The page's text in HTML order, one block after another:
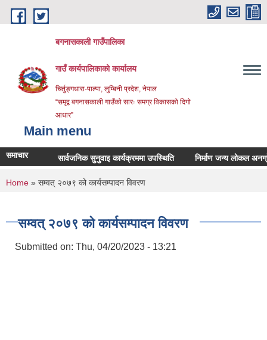
Skip to main content
बगनासकाली गाउँपालिका
गाउँ कार्यपालिकाको कार्यालय
चिर्तुङ्गधारा-पाल्पा, लुम्बिनी प्रदेश, नेपाल
“समृद्व बगनासकाली गाउँको सारः समग्र विकासको दिगो
आधार”
Main menu
समाचार सार्वजनिक सुनुवाइ कार्यक्रममा उपस्थिति निर्माण जन्य लोकल अनग्रेडेड
You are here
Home » सम्वत् २०७९ को कार्यसम्पादन विवरण
सम्वत् २०७९ को कार्यसम्पादन विवरण
Submitted on: Thu, 04/20/2023 - 13:21